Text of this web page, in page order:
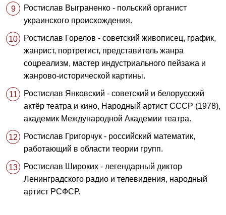
Ростислав Выграненко - польский органист
украинского происхождения.
Ростислав Горелов - советский живописец, график,
жанрист, портретист, представитель жанра
соцреализм, мастер индустриального пейзажа и
жанрово-исторической картины.
Ростислав Янковский - советский и белорусский
актёр театра и кино, Народный артист СССР (1978),
академик Международной Академии театра.
Ростислав Григорчук - российский математик,
работающий в области теории групп.
Ростислав Широких - легендарный диктор
Ленинградского радио и телевидения, народный
артист РСФСР.